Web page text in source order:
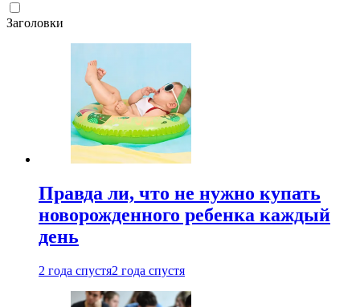
Заголовки
Правда ли, что не нужно купать
новорожденного ребенка каждый
день
2 года спустя2 года спустя